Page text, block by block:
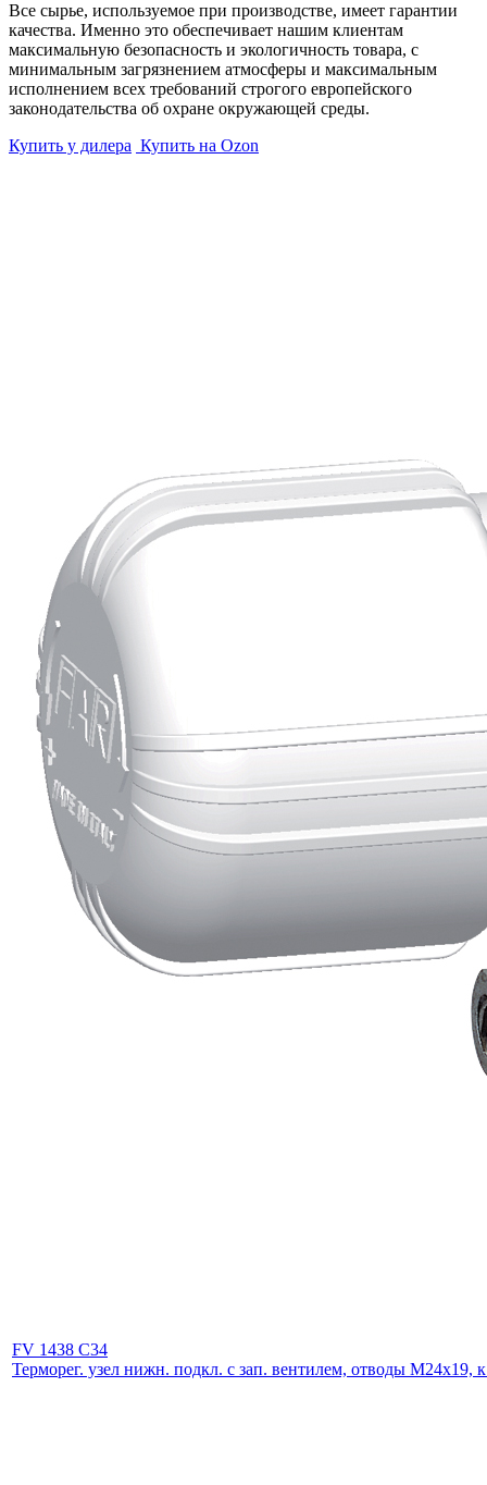
Все сырье, используемое при производстве, имеет гарантии
качества. Именно это обеспечивает нашим клиентам
максимальную безопасность и экологичность товара, с
минимальным загрязнением атмосферы и максимальным
исполнением всех требований строгого европейского
законодательства об охране окружающей среды.
Купить у дилера Купить на Ozon
FV 1438 C34
Терморег. узел нижн. подкл. с зап. вентилем, отводы М24х19,